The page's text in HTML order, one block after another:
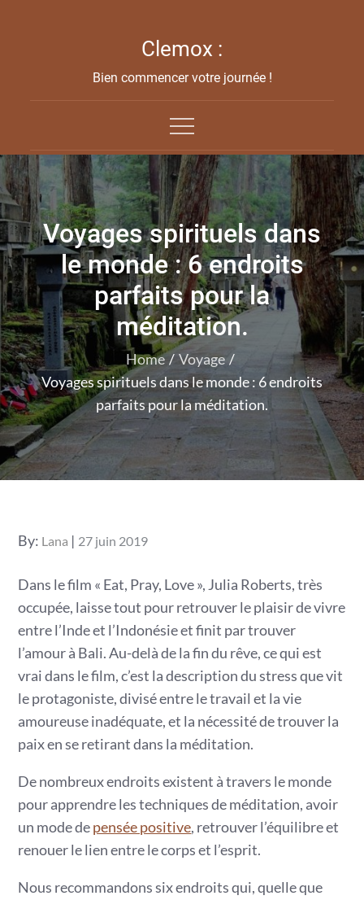
Clemox :
Bien commencer votre journée !
Voyages spirituels dans
le monde : 6 endroits
parfaits pour la
méditation.
Home
Voyage
Voyages spirituels dans le monde : 6 endroits
parfaits pour la méditation.
By: Lana
Posted
27 juin 2019
Dans le film « Eat, Pray, Love », Julia Roberts, très
occupée, laisse tout pour retrouver le plaisir de vivre
entre l’Inde et l’Indonésie et finit par trouver
l’amour à Bali. Au-delà de la fin du rêve, ce qui est
vrai dans le film, c’est la description du stress que vit
le protagoniste, divisé entre le travail et la vie
amoureuse inadéquate, et la nécessité de trouver la
paix en se retirant dans la méditation.
De nombreux endroits existent à travers le monde
pour apprendre les techniques de méditation, avoir
un mode depensée positive, retrouver l’équilibre et
renouer le lien entre le corps et l’esprit.
Nous recommandons six endroits qui, quelle que